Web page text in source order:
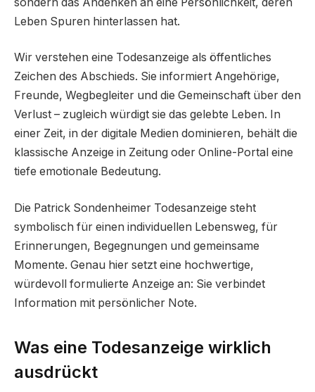
Leben Spuren hinterlassen hat.
Wir verstehen eine Todesanzeige als öffentliches
Zeichen des Abschieds. Sie informiert Angehörige,
Freunde, Wegbegleiter und die Gemeinschaft über den
Verlust – zugleich würdigt sie das gelebte Leben. In
einer Zeit, in der digitale Medien dominieren, behält die
klassische Anzeige in Zeitung oder Online-Portal eine
tiefe emotionale Bedeutung.
Die Patrick Sondenheimer Todesanzeige steht
symbolisch für einen individuellen Lebensweg, für
Erinnerungen, Begegnungen und gemeinsame
Momente. Genau hier setzt eine hochwertige,
würdevoll formulierte Anzeige an: Sie verbindet
Information mit persönlicher Note.
Was eine Todesanzeige wirklich
ausdrückt